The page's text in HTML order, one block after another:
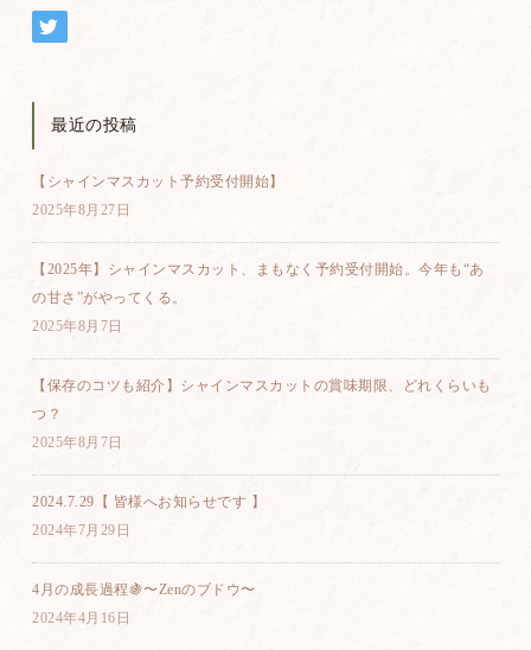
最近の投稿
【シャインマスカット予約受付開始】
2025年8月27日
【2025年】シャインマスカット、まもなく予約受付開始。今年も“あ
の甘さ”がやってくる。
2025年8月7日
【保存のコツも紹介】シャインマスカットの賞味期限、どれくらいも
つ？
2025年8月7日
2024.7.29【 皆様へお知らせです 】
2024年7月29日
4月の成長過程🍇〜Zenのブドウ〜
2024年4月16日